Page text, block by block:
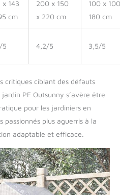
x 143
cm
200 x 150
x 220 cm
100 x
180 cm
5 4,2/5 3,5/5
critiques ciblant des défauts
PE Outsunny s’avère être
pour les jardiniers en
passionnés plus aguerris à la
adaptable et efficace.